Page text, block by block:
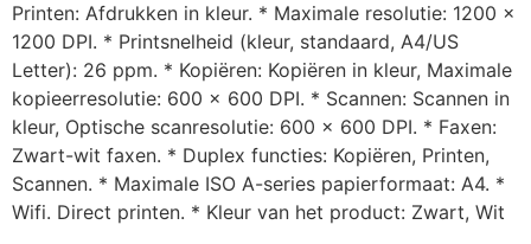
Printen: Afdrukken in kleur. * Maximale resolutie: 1200 x
1200 DPI. * Printsnelheid (kleur, standaard, A4/US
Letter): 26 ppm. * Kopiëren: Kopiëren in kleur, Maximale
kopieerresolutie: 600 x 600 DPI. * Scannen: Scannen in
kleur, Optische scanresolutie: 600 x 600 DPI. * Faxen:
Zwart-wit faxen. * Duplex functies: Kopiëren, Printen,
Scannen. * Maximale ISO A-series papierformaat: A4. *
Wifi. Direct printen. * Kleur van het product: Zwart, Wit